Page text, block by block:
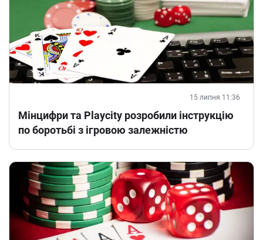
15 липня 11:36
Мінцифри та Playcity розробили інструкцію
по боротьбі з ігровою залежністю